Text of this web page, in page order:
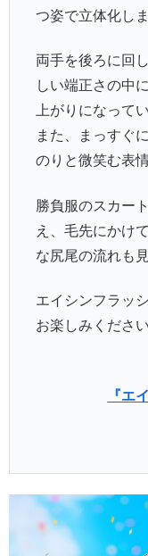
つ姿で立体化しま
両手を後ろに回
しい端正さの中
上がりになってい
また、まっすぐ
のりと微笑む表
勝負服のスカー
え、毛先にかけ
な尻尾の流れも
エイシンフラッ
お楽しみください
『エ